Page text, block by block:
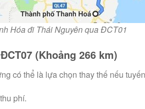
Hóa đi Thái Nguyên qua ĐCT01
(Khoảng 266 km)
có thể là lựa chọn thay thế nếu
phí.